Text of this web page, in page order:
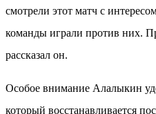
смотрели этот матч с
команды играли против них.
рассказал он.
Особое внимание Алалыкин
который восстанавливается